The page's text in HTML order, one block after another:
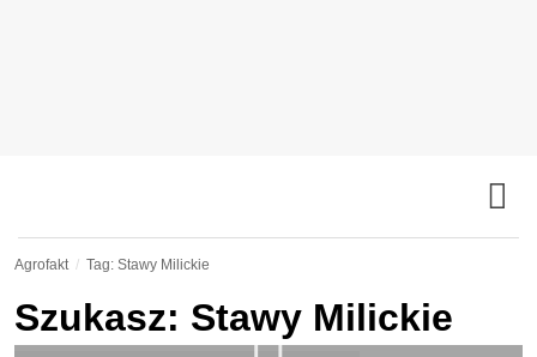
Agrofakt Tag: Stawy Milickie
Szukasz: Stawy Milickie